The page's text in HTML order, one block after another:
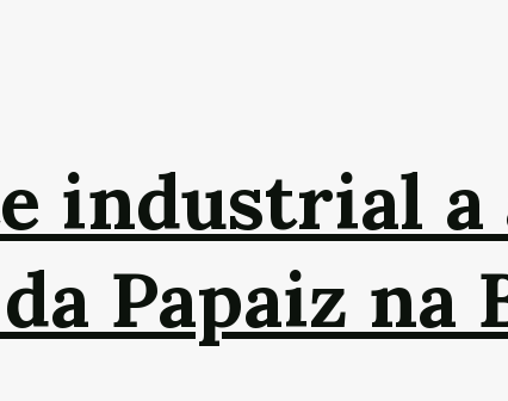
industrial a
Papaiz na